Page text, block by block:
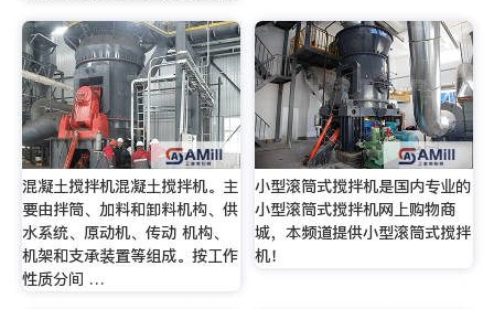
混凝土搅拌机混凝土搅拌机。主
要由拌筒、加料和卸料机构、供
水系统、原动机、传动 机构、
机架和支承装置等组成。按工作
性质分间 …
小型滚筒式搅拌机是国内专业的
小型滚筒式搅拌机网上购物商
城，本频道提供小型滚筒式搅拌
机！